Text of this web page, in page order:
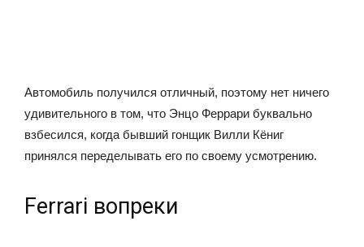
Автомобиль получился отличный, поэтому нет ничего
удивительного в том, что Энцо Феррари буквально
взбесился, когда бывший гонщик Вилли Кёниг
принялся переделывать его по своему усмотрению.
Ferrari вопреки